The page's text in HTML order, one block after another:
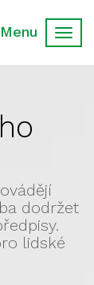
dodržet
lidské